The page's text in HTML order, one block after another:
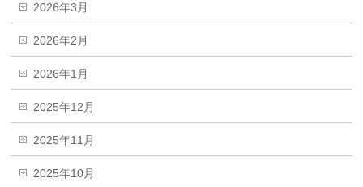
2026年3月
2026年2月
2026年1月
2025年12月
2025年11月
2025年10月